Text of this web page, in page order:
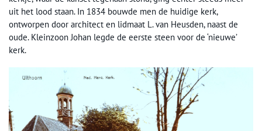
uit het lood staan. In 1834 bouwde men de huidige kerk,
ontworpen door architect en lidmaat L. van Heusden, naast de
oude. Kleinzoon Johan legde de eerste steen voor de ‘nieuwe’
kerk.